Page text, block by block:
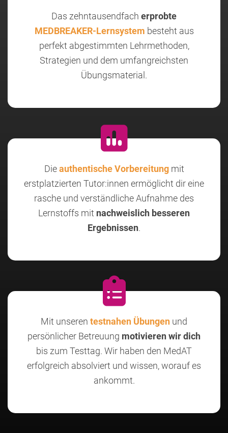
Das zehntausendfach erprobte
MEDBREAKER-Lernsystem besteht aus
perfekt abgestimmten Lehrmethoden,
Strategien und dem umfangreichsten
Übungsmaterial.
Dieauthentische Vorbereitungmit
erstplatzierten Tutor:innen ermöglicht dir eine
rasche und verständliche Aufnahme des
Lernstoffs mit nachweislich besseren
Ergebnissen.
Mit unseren testnahen Übungen und
persönlicher Betreuung motivieren wir dich
bis zum Testtag. Wir haben den MedAT
erfolgreich absolviert und wissen, worauf es
ankommt.